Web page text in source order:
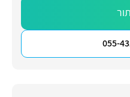
055-